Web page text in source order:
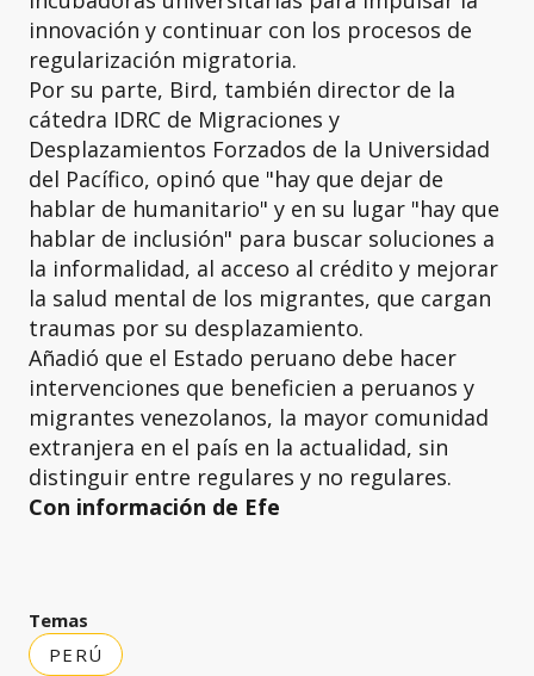
innovación y continuar con los procesos de
regularización migratoria.
Por su parte, Bird, también director de la
cátedra IDRC de Migraciones y
Desplazamientos Forzados de la Universidad
del Pacífico, opinó que "hay que dejar de
hablar de humanitario" y en su lugar "hay que
hablar de inclusión" para buscar soluciones a
la informalidad, al acceso al crédito y mejorar
la salud mental de los migrantes, que cargan
traumas por su desplazamiento.
Añadió que el Estado peruano debe hacer
intervenciones que beneficien a peruanos y
migrantes venezolanos, la mayor comunidad
extranjera en el país en la actualidad, sin
distinguir entre regulares y no regulares.
Con información de Efe
Temas
PERÚ